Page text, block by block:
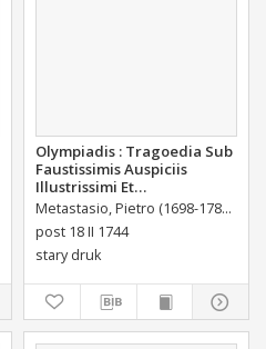
Olympiadis : Tragoedia Sub
Faustissimis Auspiciis
Illustrissimi Et
Eccellentissimi Comitis De
Brühl Liberi Baronis de
Forste & de Pfoerthen [...]
Metastasio, Pietro (1698-1782)
post 18 II 1744
stary druk